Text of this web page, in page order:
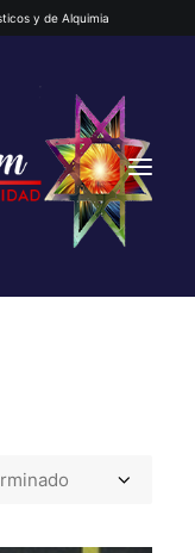
y de Alquimia